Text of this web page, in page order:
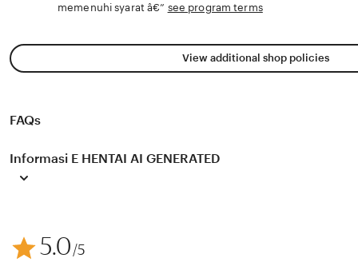
memenuhi syarat â€” see program terms
View additional shop policies
FAQs
Informasi E HENTAI AI GENERATED
5.0/5